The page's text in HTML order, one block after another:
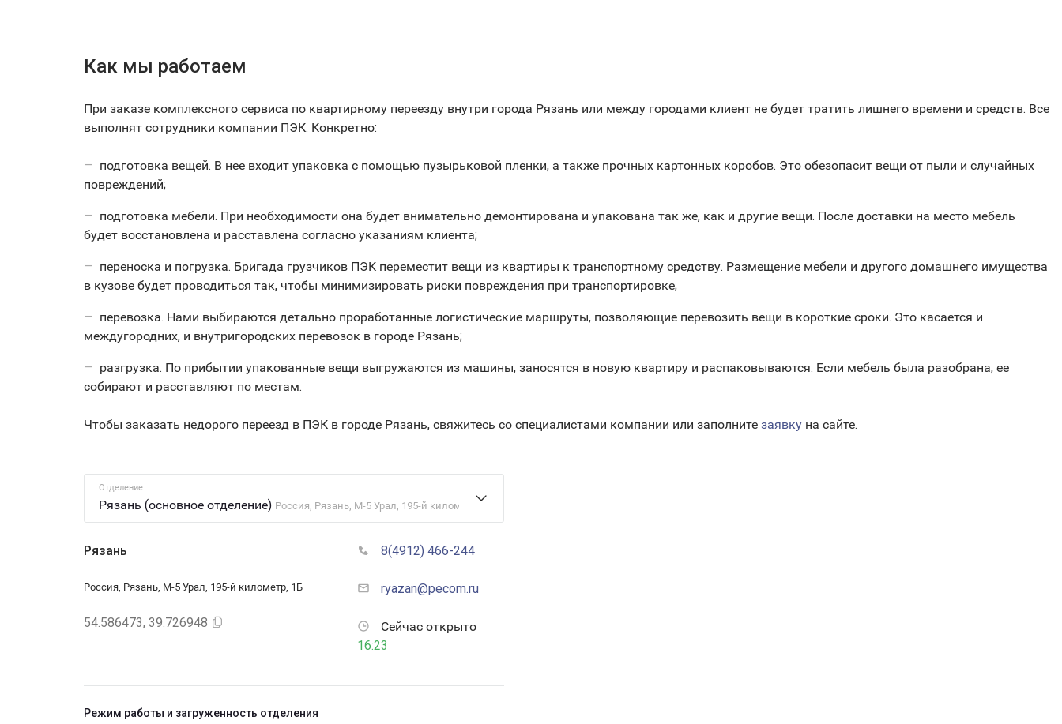
Как мы работаем
При заказе комплексного сервиса по квартирному переезду внутри города Рязань или между городами клиент не будет тратить лишнего времени и средств. Все
выполнят сотрудники компании ПЭК. Конкретно:
подготовка вещей. В нее входит упаковка с помощью пузырьковой пленки, а также прочных картонных коробов. Это обезопасит вещи от пыли и случайных
повреждений;
подготовка мебели. При необходимости она будет внимательно демонтирована и упакована так же, как и другие вещи. После доставки на место мебель
будет восстановлена и расставлена согласно указаниям клиента;
переноска и погрузка. Бригада грузчиков ПЭК переместит вещи из квартиры к транспортному средству. Размещение мебели и другого домашнего имущества
в кузове будет проводиться так, чтобы минимизировать риски повреждения при транспортировке;
перевозка. Нами выбираются детально проработанные логистические маршруты, позволяющие перевозить вещи в короткие сроки. Это касается и
междугородних, и внутригородских перевозок в городе Рязань;
разгрузка. По прибытии упакованные вещи выгружаются из машины, заносятся в новую квартиру и распаковываются. Если мебель была разобрана, ее
собирают и расставляют по местам.
Чтобы заказать недорого переезд в ПЭК в городе Рязань, свяжитесь со специалистами компании или заполните заявку на сайте.
Отделение
Рязань (основное отделение) Россия, Рязань, М-5 Урал, 195-й километр, 1Б
Рязань
Россия, Рязань, М-5 Урал, 195-й километр, 1Б
54.586473, 39.726948
8(4912) 466-244
ryazan@pecom.ru
Сейчас открыто
16:23
Режим работы и загруженность отделения